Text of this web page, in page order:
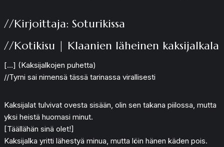
//Kirjoittaja: Soturikissa
//Kotikisu | Klaanien läheinen kaksijalkala
[…] (Kaksijalkojen puhetta)
//Tyrni sai nimensä tässä tarinassa virallisesti
Kaksijalat tulvivat ovesta sisään, olin sen takana piilossa, mutta
yksi heistä huomasi minut.
[Täällähän sinä olet!]
Kaksijalka yritti lähestyä minua, mutta löin hänen käden pois.